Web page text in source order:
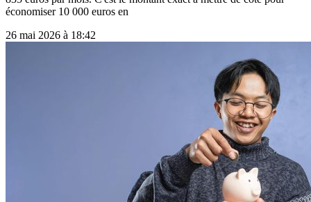
économiser 10 000 euros en
26 mai 2026 à 18:42